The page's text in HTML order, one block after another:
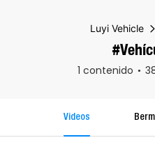
Luyi Vehicle
1 contenido
Videos